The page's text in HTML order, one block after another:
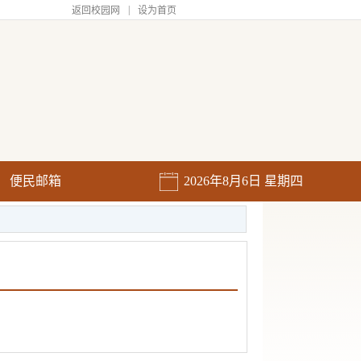
返回校园网 设为首页
便民邮箱 2026年8月6日 星期四